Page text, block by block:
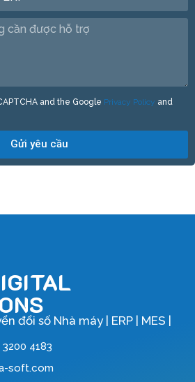
and the Google Privacy Policy and
Gửi yêu cầu
đổi số Nhà máy | ERP | MES |
3200 4183
soft.com